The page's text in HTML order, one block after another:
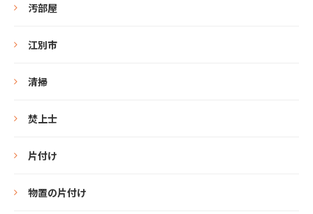
汚部屋
江別市
清掃
焚上士
片付け
物置の片付け